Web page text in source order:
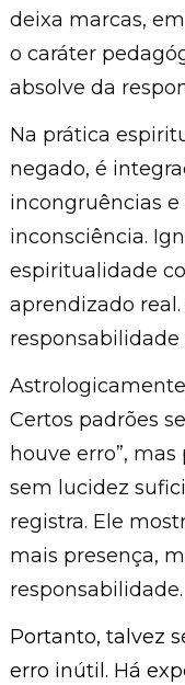
deixa marcas,
o caráter
absolve da
Na prática
negado, é
incongruências
inconsciência.
espiritualidade
aprendizado
responsabilidade
Certos padrões
houve erro”,
sem lucidez
registra. Ele
mais presença,
responsabilidade.
Portanto, talvez
erro inútil. Há